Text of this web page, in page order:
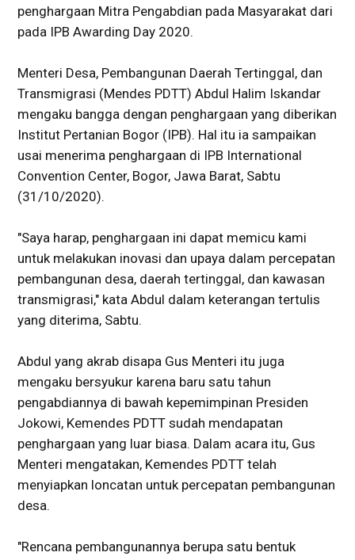
penghargaan Mitra Pengabdian pada Masyarakat dari
pada IPB Awarding Day 2020.
Menteri Desa, Pembangunan Daerah Tertinggal, dan
Transmigrasi (Mendes PDTT) Abdul Halim Iskandar
mengaku bangga dengan penghargaan yang diberikan
Institut Pertanian Bogor (IPB). Hal itu ia sampaikan
usai menerima penghargaan di IPB International
Convention Center, Bogor, Jawa Barat, Sabtu
(31/10/2020).
"Saya harap, penghargaan ini dapat memicu kami
untuk melakukan inovasi dan upaya dalam percepatan
pembangunan desa, daerah tertinggal, dan kawasan
transmigrasi," kata Abdul dalam keterangan tertulis
yang diterima, Sabtu.
Abdul yang akrab disapa Gus Menteri itu juga
mengaku bersyukur karena baru satu tahun
pengabdiannya di bawah kepemimpinan Presiden
Jokowi, Kemendes PDTT sudah mendapatan
penghargaan yang luar biasa. Dalam acara itu, Gus
Menteri mengatakan, Kemendes PDTT telah
menyiapkan loncatan untuk percepatan pembangunan
desa.
"Rencana pembangunannya berupa satu bentuk